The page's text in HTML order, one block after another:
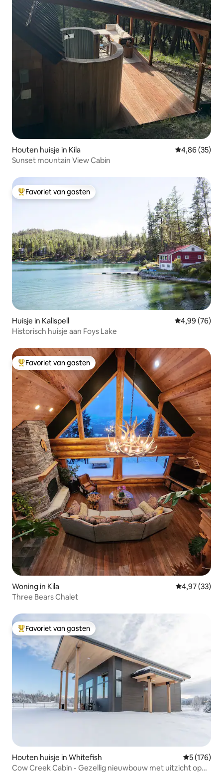
Houten huisje in Kila Gemiddelde
4,86 (35)
Sunset mountain View Cabin
Topfavoriet van gasten
Favoriet van gasten
Huisje in Kalispell Gemiddelde
4,99 (76)
Historisch huisje aan Foys Lake
Topfavoriet van gasten
Favoriet van gasten
Woning in Kila Gemiddelde
4,97 (33)
Three Bears Chalet
Topfavoriet van gasten
Favoriet van gasten
Houten huisje in Whitefish
5 (176)
Cow Creek Cabin - Gezellig nieuwbouw met uitzicht op